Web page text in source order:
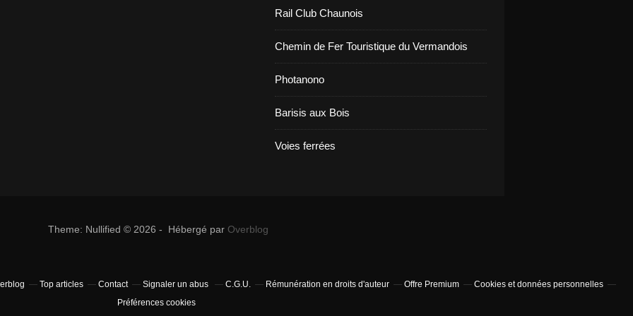
Rail Club Chaunois
Chemin de Fer Touristique du Vermandois
Photanono
Barisis aux Bois
Voies ferrées
Theme: Nullified © 2026 - Hébergé par Overblog
Top articles Contact Signaler un abus C.G.U. Rémunération en droits d'auteur Offre Premium
Cookies et données personnelles
Préférences cookies